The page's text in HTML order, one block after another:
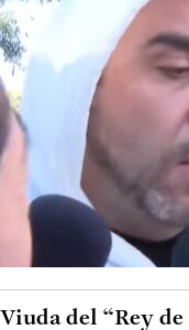
Viuda del “Rey